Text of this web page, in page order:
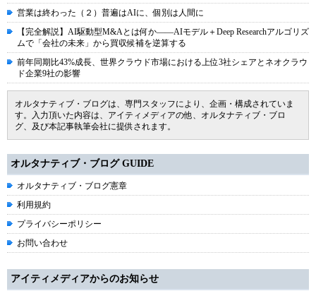
営業は終わった（２）普遍はAIに、個別は人間に
【完全解説】AI駆動型M&Aとは何か――AIモデル＋Deep Researchアルゴリズ
ムで「会社の未来」から買収候補を逆算する
前年同期比43%成長、世界クラウド市場における上位3社シェアとネオクラウ
ド企業9社の影響
オルタナティブ・ブログは、専門スタッフにより、企画・構成されていま
す。入力頂いた内容は、アイティメディアの他、オルタナティブ・ブロ
グ、及び本記事執筆会社に提供されます。
オルタナティブ・ブログ GUIDE
オルタナティブ・ブログ憲章
利用規約
プライバシーポリシー
お問い合わせ
アイティメディアからのお知らせ